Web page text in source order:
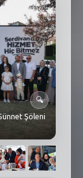
🔍
Şöleni